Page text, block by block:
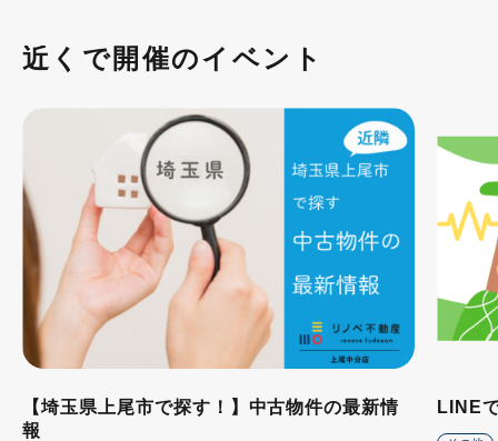
近くで開催のイベント
【埼玉県上尾市で探す！】中古物件の最新情
報
LINE